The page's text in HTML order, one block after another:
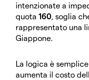
intenzionate a
quota 160, soglia
rappresentato una
Giappone.
La logica è
aumenta il costo